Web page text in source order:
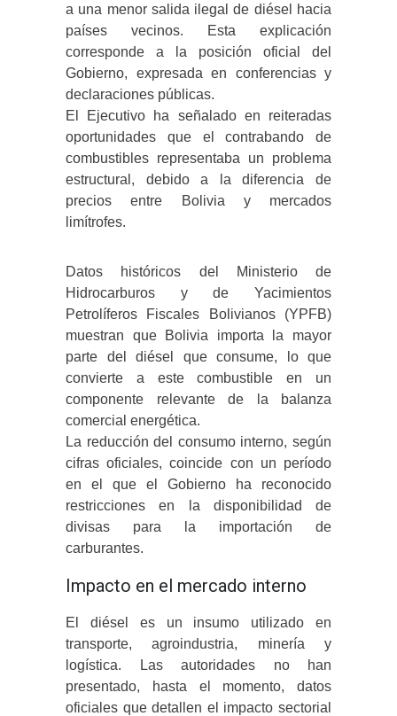
a una menor salida ilegal de diésel hacia
países vecinos. Esta explicación
corresponde a la posición oficial del
Gobierno, expresada en conferencias y
declaraciones públicas.
El Ejecutivo ha señalado en reiteradas
oportunidades que el contrabando de
combustibles representaba un problema
estructural, debido a la diferencia de
precios entre Bolivia y mercados
limítrofes.
Datos históricos del Ministerio de
Hidrocarburos y de Yacimientos
Petrolíferos Fiscales Bolivianos (YPFB)
muestran que Bolivia importa la mayor
parte del diésel que consume, lo que
convierte a este combustible en un
componente relevante de la balanza
comercial energética.
La reducción del consumo interno, según
cifras oficiales, coincide con un período
en el que el Gobierno ha reconocido
restricciones en la disponibilidad de
divisas para la importación de
carburantes.
Impacto en el mercado interno
El diésel es un insumo utilizado en
transporte, agroindustria, minería y
logística. Las autoridades no han
presentado, hasta el momento, datos
oficiales que detallen el impacto sectorial